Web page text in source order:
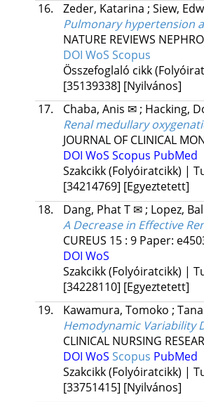
16.
Zeder, Katarina ; Siew,
Pulmonary hypertension
NATURE REVIEWS
DOI WoS Scopus
Összefoglaló cikk
[35139338] [Nyilvános]
17.
Chaba, Anis ✉; Hacking,
Renal medullary
JOURNAL OF CLINICAL
DOI WoS Scopus PubMed
Szakcikk (Folyóiratcikk) |
[34214769] [Egyeztetett]
18.
Dang, Phat T ✉; Lopez,
A Decrease in Effective
CUREUS 15: 9 Paper:
DOI WoS
Szakcikk (Folyóiratcikk) |
[34228110] [Egyeztetett]
19.
Kawamura, Tomoko ;
Hemodynamic Variability
CLINICAL NURSING
DOI WoS Scopus PubMed
Szakcikk (Folyóiratcikk) |
[33751415] [Nyilvános]